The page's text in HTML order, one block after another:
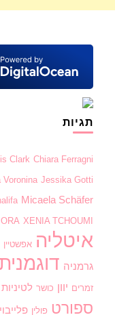
תגיות
Clark Chiara Ferragni
Voronina Jessika Gotti
Micaela Schäfer
XENIA TCHOUMI
איטליה אפשטיין
גרמניה דוגמנית
זמרים יוון כושר לטיניות
ספורט פולין פלייבוי